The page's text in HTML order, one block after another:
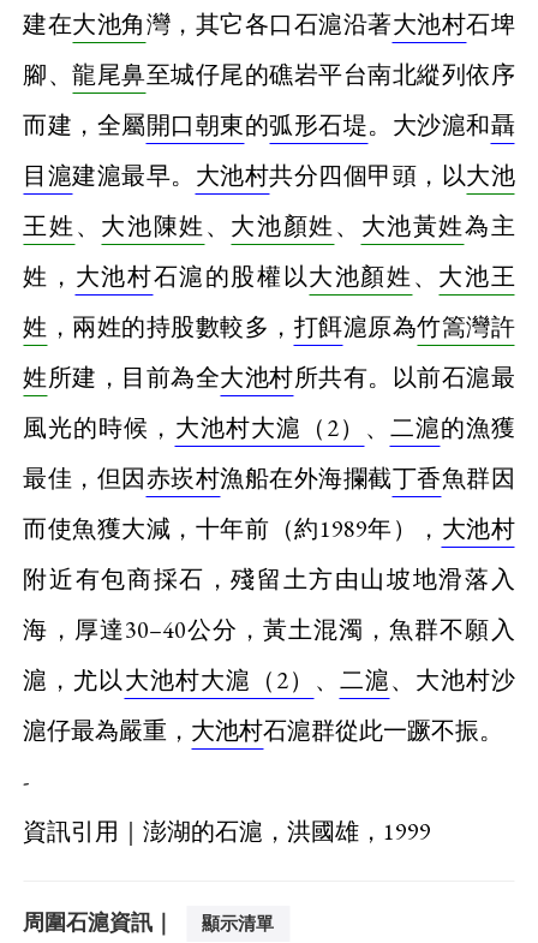
建在大池角灣，其它各口石滬沿著大池村石埤
腳、龍尾鼻至城仔尾的礁岩平台南北縱列依序
而建，全屬開口朝東的弧形石堤。大沙滬和聶
目滬建滬最早。 大池村共分四個甲頭，以大池
王姓、 大池陳姓、 大池顏姓、 大池黃姓為主
姓， 大池村石滬的股權以大池顏姓、 大池王
姓 ，兩姓的持股數較多， 打餌滬原為竹篙灣許
姓所建，目前為全大池村所共有。以前石滬最
風光的時候， 大池村大滬（2） 、 二滬的漁獲
最佳，但因赤崁村漁船在外海攔截丁香魚群因
而使魚獲大減，十年前（約1989年）， 大池村
附近有包商採石，殘留土方由山坡地滑落入
海，厚達30–40公分，黃土混濁，魚群不願入
滬，尤以大池村大滬（2） 、 二滬、大池村沙
滬仔最為嚴重， 大池村石滬群從此一蹶不振。
-
資訊引用｜澎湖的石滬，洪國雄，1999
周圍石滬資訊｜ 顯示清單